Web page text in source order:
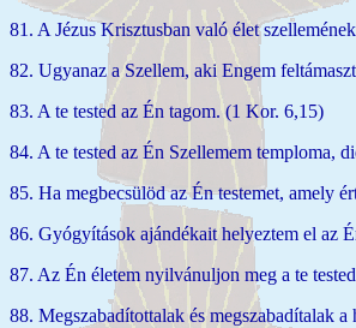
81. A Jézus Krisztusban való élet
82. Ugyanaz a Szellem, aki Engem
83. A te tested az Én tagom. (1 Kor. 6,15)
84. A te tested az Én Szellemem temploma,
85. Ha megbecsülöd az Én testemet, amely
86. Gyógyítások ajándékait helyeztem el az
87. Az Én életem nyilvánuljon meg a te
88. Megszabadítottalak és megszabadítalak